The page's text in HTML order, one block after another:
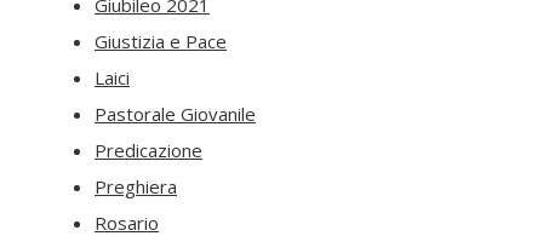
Giustizia e Pace
Laici
Pastorale Giovanile
Predicazione
Preghiera
Rosario